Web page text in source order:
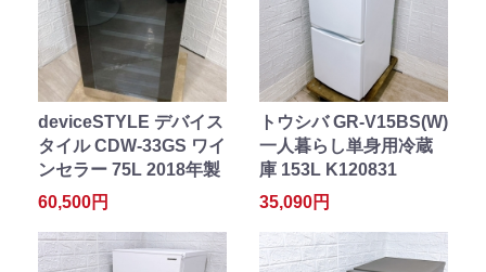
deviceSTYLE デバイス
タイル CDW-33GS ワイ
ンセラー 75L 2018年製
60,500円
トウシバ GR-V15BS(W)
一人暮らし単身用冷蔵
庫 153L K120831
35,090円